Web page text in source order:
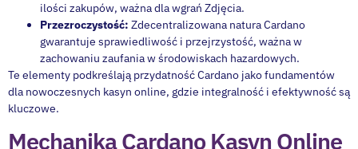
ilości zakupów, ważna dla wgrań Zdjęcia.
Przezroczystość: Zdecentralizowana natura Cardano
gwarantuje sprawiedliwość i przejrzystość, ważna w
zachowaniu zaufania w środowiskach hazardowych.
Te elementy podkreślają przydatność Cardano jako fundamentów
dla nowoczesnych kasyn online, gdzie integralność i efektywność są
kluczowe.
Mechanika Cardano Kasyn Online